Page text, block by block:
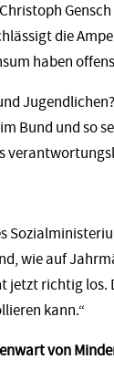
die
haben
Bund und so
wie auf
jetzt richtig
kann.“
von